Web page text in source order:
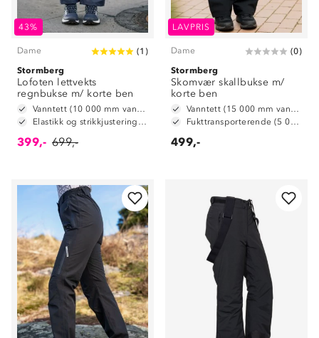
43%
Dame (1 )
Stormberg
Lofoten lettvekts
regnbukse m/ korte ben
Vanntett (10 000 mm vannsøyle)
Elastikk og strikkjustering i livet
399,- 699,-
LAVPRIS
Dame (0)
Stormberg
Skomvær skallbukse m/
korte ben
Vanntett (15 000 mm vannsøyle)
Fukttransporterende (5 000 g/ m2/ 24t)
499,-